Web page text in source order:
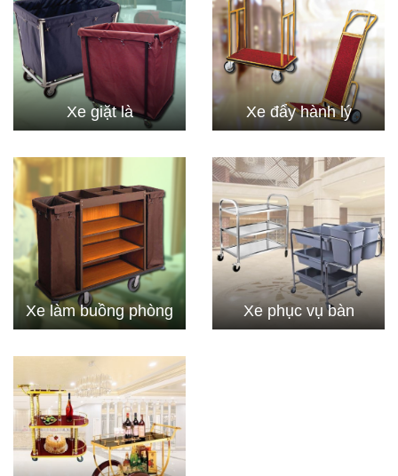
Xe giặt là Xe đẩy hành lý
Xe làm buồng phòng Xe phục vụ bàn